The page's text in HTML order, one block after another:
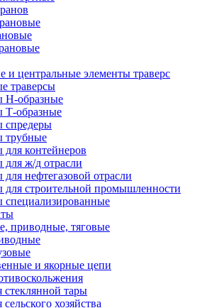
и центральные элементы траверс
траверсы
Н-образные
Т-образные
спредеры
трубные
для контейнеров
для ж/д отрасли
для нефтегазовой отрасли
для строительной промышленности
специализированные
приводные, тяговые
и якорные цепи
стеклянной тары
хозяйства